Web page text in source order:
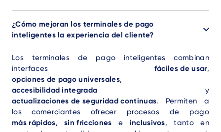
¿Cómo mejoran los terminales de pago
inteligentes la experiencia del cliente?
Los terminales de pago inteligentes combinan
interfaces fáciles de usar,
opciones de pago universales,
accesibilidad integrada y
actualizaciones de seguridad continuas. Permiten a
los comerciantes ofrecer procesos de pago
más rápidos,sin fricciones e inclusivos, tanto en